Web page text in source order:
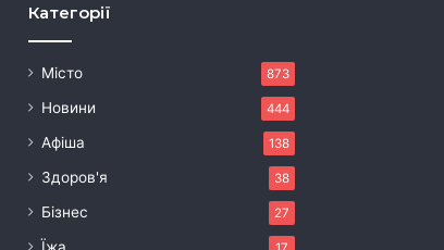
Категорії
Місто 873
Новини 444
Афіша 138
Здоров'я 38
Бізнес 27